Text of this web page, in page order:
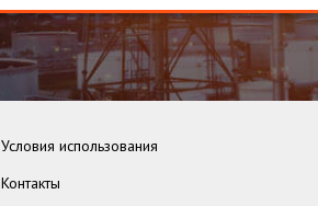
Условия использования
Контакты